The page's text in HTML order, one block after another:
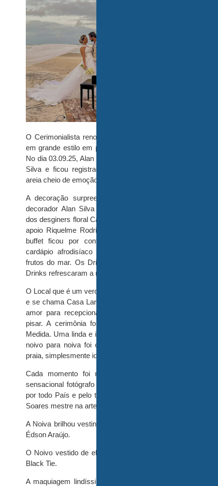
O Cerimonialista renomado por todo Brasil casa
em grande estilo em praia paradisíaca de Ilhéus.
No dia 03.09.25, Alan Silva se casou com Leliana
Silva e ficou registrado um lindo evento pé na
areia cheio de emoção.
A decoração surpreendente feita pelo também
decorador Alan Silva com participação especial
dos desginers floral Caio Novaes, Duillio Garcia e
apoio Riquelme Rodrigues impactou a todos. O
buffet ficou por conta de Valdete Rosa com
cardápio afrodisíaco principal como Lagosta e
frutos do mar. Os Drinks e Coquetéis da Speed
Drinks refrescaram a noite.
O Local que é um verdadeiro paraíso aqui na terra
e se chama Casa Laranja, cheio de aconchego e
amor para recepcionar cada convidado que ali
pisar. A cerimônia foi embalada pelo som Sob
Medida. Uma linda e impressionante surpresa do
noivo para noiva foi o Black Piano de calda na
praia, simplesmente icônico e emocionante.
Cada momento foi registrado pelas lentes do
sensacional fotógrafo Taironny Maia reconhecido
por todo País e pelo talentoso Filmmaker Newdo
Soares mestre na arte em capturar emoção.
A Noiva brilhou vestindo a assinatura do Estilista
Édson Araújo.
O Noivo vestido de elegância com assinatura da
Black Tie.
A maquiagem lindíssima ressaltando a beleza e